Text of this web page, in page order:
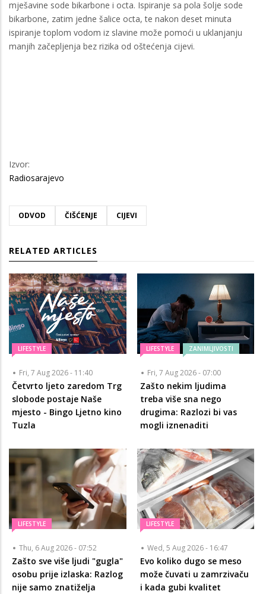
mješavine sode bikarbone i octa. Ispiranje sa pola šolje sode
bikarbone, zatim jedne šalice octa, te nakon deset minuta
ispiranje toplom vodom iz slavine može pomoći u uklanjanju
manjih začepljenja bez rizika od oštećenja cijevi.
Izvor:
Radiosarajevo
ODVOD ČIŠĆENJE CIJEVI
RELATED ARTICLES
LIFESTYLE
Fri, 7 Aug 2026 - 11:40
Četvrto ljeto zaredom Trg
slobode postaje Naše
mjesto - Bingo Ljetno kino
Tuzla
LIFESTYLE ZANIMLJIVOSTI
Fri, 7 Aug 2026 - 07:00
Zašto nekim ljudima
treba više sna nego
drugima: Razlozi bi vas
mogli iznenaditi
LIFESTYLE
Thu, 6 Aug 2026 - 07:52
Zašto sve više ljudi "gugla"
osobu prije izlaska: Razlog
nije samo znatiželja
LIFESTYLE
Wed, 5 Aug 2026 - 16:47
Evo koliko dugo se meso
može čuvati u zamrzivaču
i kada gubi kvalitet